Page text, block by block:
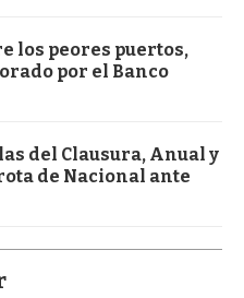
los peores puertos,
por el Banco
del Clausura, Anual y
de Nacional ante